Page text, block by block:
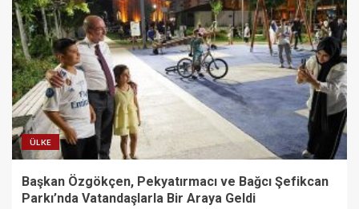
ÜLKE
Başkan Özgökçen, Pekyatırmacı ve Bağcı Şefikcan
Parkı’nda Vatandaşlarla Bir Araya Geldi